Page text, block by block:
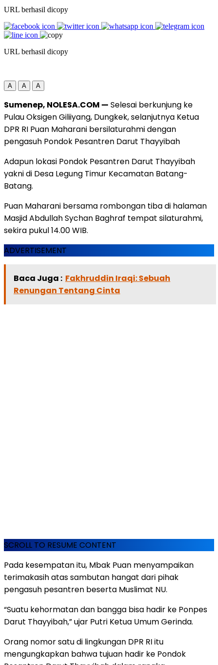
URL berhasil dicopy
URL berhasil dicopy
A A A
Sumenep, NOLESA.COM — Selesai berkunjung ke
Pulau Oksigen Giliiyang, Dungkek, selanjutnya Ketua
DPR RI Puan Maharani bersilaturahmi dengan
pengasuh Pondok Pesantren Darut Thayyibah
Adapun lokasi Pondok Pesantren Darut Thayyibah
yakni di Desa Legung Timur Kecamatan Batang-
Batang.
Puan Maharani bersama rombongan tiba di halaman
Masjid Abdullah Sychan Baghraf tempat silaturahmi,
sekira pukul 14.00 WIB.
ADVERTISEMENT
Baca Juga : Fakhruddin Iraqi: Sebuah
Renungan Tentang Cinta
SCROLL TO RESUME CONTENT
Pada kesempatan itu, Mbak Puan menyampaikan
terimakasih atas sambutan hangat dari pihak
pengasuh pesantren beserta Muslimat NU.
“Suatu kehormatan dan bangga bisa hadir ke Ponpes
Darut Thayyibah,” ujar Putri Ketua Umum Gerinda.
Orang nomor satu di lingkungan DPR RI itu
mengungkapkan bahwa tujuan hadir ke Pondok